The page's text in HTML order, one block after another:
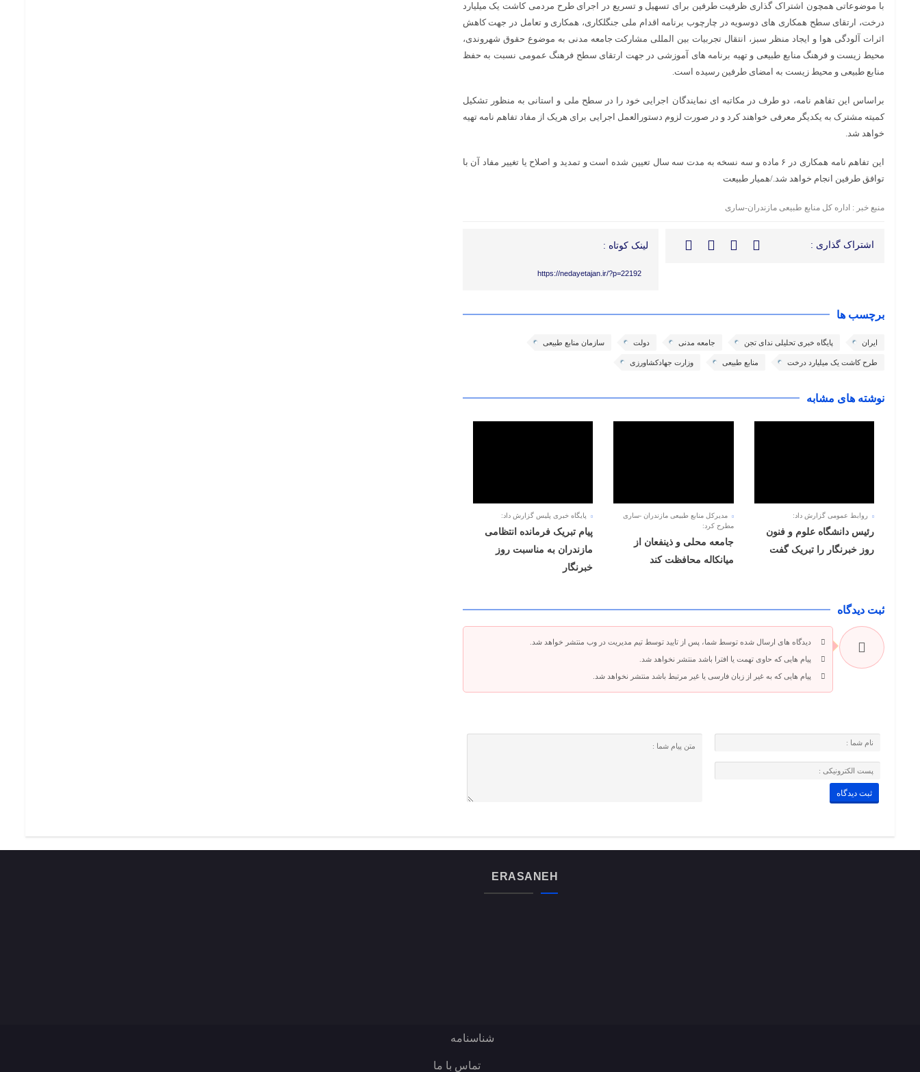
با موضوعاتی همچون اشتراک گذاری ظرفیت طرفین برای تسهیل و تسریع در اجرای طرح مردمی کاشت یک میلیارد
درخت، ارتقای سطح همکاری های دوسویه در چارچوب برنامه اقدام ملی جنگلکاری، همکاری و تعامل در جهت کاهش
اثرات آلودگی هوا و ایجاد منظر سبز، انتقال تجربیات بین المللی مشارکت جامعه مدنی به موضوع حقوق شهروندی،
محیط زیست و فرهنگ منابع طبیعی و تهیه برنامه های آموزشی در جهت ارتقای سطح فرهنگ عمومی نسبت به حفظ
منابع طبیعی و محیط زیست به امضای طرفین رسیده است.
براساس این تفاهم نامه، دو طرف در مکاتبه ای نمایندگان اجرایی خود را در سطح ملی و استانی به منظور تشکیل
کمیته مشترک به یکدیگر معرفی خواهند کرد و در صورت لزوم دستورالعمل اجرایی برای هریک از مفاد تفاهم نامه تهیه
خواهد شد.
این تفاهم نامه همکاری در ۶ ماده و سه نسخه به مدت سه سال تعیین شده است و تمدید و اصلاح یا تغییر مفاد آن با
توافق طرفین انجام خواهد شد./همیار طبیعت
منبع خبر : اداره کل منابع طبیعی مازندران-ساری
اشتراک گذاری : لینک کوتاه :
https://nedayetajan.ir/?p=22192
برچسب ها
ایران پایگاه خبری تحلیلی ندای تجن جامعه مدنی دولت سازمان منابع طبیعی
طرح کاشت یک میلیارد درخت منابع طبیعی وزارت جهادکشاورزی
نوشته های مشابه
روابط عمومی گزارش داد:
رئیس دانشگاه علوم و فنون
روز خبرنگار را تبریک گفت
مدیرکل منابع طبیعی مازندران -ساری
مطرح کرد:
جامعه محلی و ذینفعان از
میانکاله محافظت کند
پایگاه خبری پلیس گزارش داد:
پیام تبریک فرمانده انتظامی
مازندران به مناسبت روز
خبرنگار
ثبت دیدگاه
دیدگاه های ارسال شده توسط شما، پس از تایید توسط تیم مدیریت در وب منتشر خواهد شد.
پیام هایی که حاوی تهمت یا افترا باشد منتشر نخواهد شد.
پیام هایی که به غیر از زبان فارسی یا غیر مرتبط باشد منتشر نخواهد شد.
ERASANEH
شناسنامه
تماس با ما